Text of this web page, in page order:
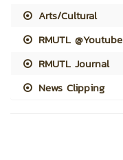
Arts/Cultural
RMUTL @Youtube
RMUTL Journal
News Clipping